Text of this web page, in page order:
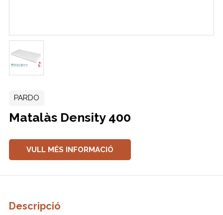
PARDO
Matalàs Density 400
VULL MÉS INFORMACIÓ
Descripció